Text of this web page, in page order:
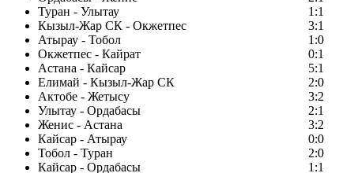
Туран - Улытау
1:1
Кызыл-Жар СК - Окжетпес
3:1
Атырау - Тобол
1:0
Окжетпес - Кайрат
0:1
Астана - Кайсар
5:1
Елимай - Кызыл-Жар СК
2:0
Актобе - Жетысу
3:2
Улытау - Ордабасы
2:1
Женис - Астана
3:2
Кайсар - Атырау
0:0
Тобол - Туран
2:0
Кайсар - Ордабасы
1:1